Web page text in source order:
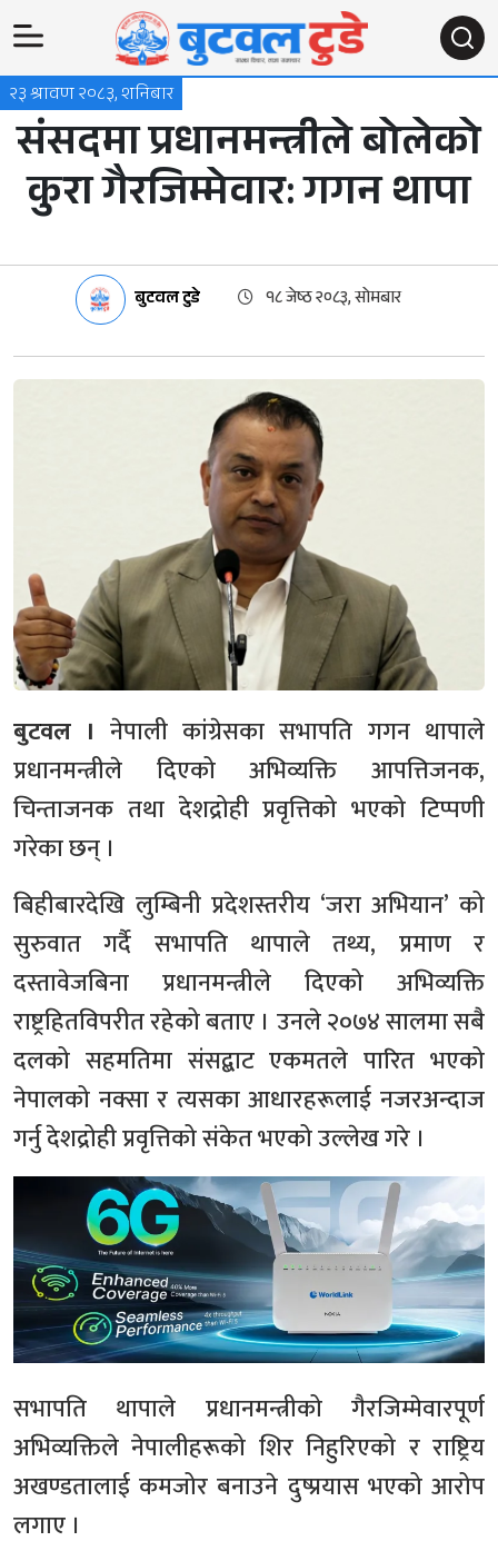
२३ श्रावण २०८३, शनिबार
संसदमा प्रधानमन्त्रीले बोलेको
कुरा गैरजिम्मेवार: गगन थापा
बुटवल टुडे १८ जेष्ठ २०८३, सोमबार
बुटवल । नेपाली कांग्रेसका सभापति गगन थापाले
प्रधानमन्त्रीले दिएको अभिव्यक्ति आपत्तिजनक,
चिन्ताजनक तथा देशद्रोही प्रवृत्तिको भएको टिप्पणी
गरेका छन् ।
बिहीबारदेखि लुम्बिनी प्रदेशस्तरीय ‘जरा अभियान’ को
सुरुवात गर्दै सभापति थापाले तथ्य, प्रमाण र
दस्तावेजबिना प्रधानमन्त्रीले दिएको अभिव्यक्ति
राष्ट्रहितविपरीत रहेको बताए । उनले २०७४ सालमा सबै
दलको सहमतिमा संसद्बाट एकमतले पारित भएको
नेपालको नक्सा र त्यसका आधारहरूलाई नजरअन्दाज
गर्नु देशद्रोही प्रवृत्तिको संकेत भएको उल्लेख गरे ।
सभापति थापाले प्रधानमन्त्रीको गैरजिम्मेवारपूर्ण
अभिव्यक्तिले नेपालीहरूको शिर निहुरिएको र राष्ट्रिय
अखण्डतालाई कमजोर बनाउने दुष्प्रयास भएको आरोप
लगाए ।